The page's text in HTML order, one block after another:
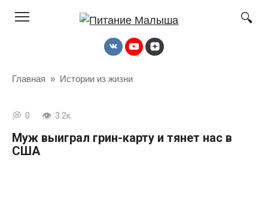
Главная » Истории из жизни
0 3.2к.
Муж выиграл грин-карту и тянет нас в
США